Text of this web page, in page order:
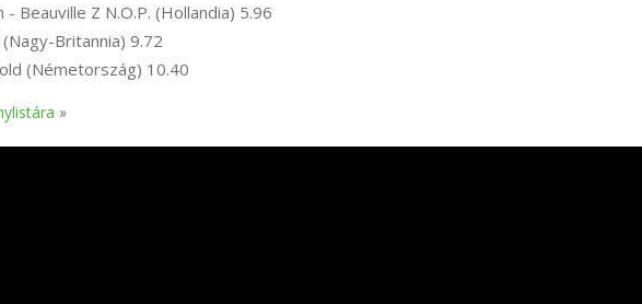
Beauville Z N.O.P. (Hollandia) 5.96
Britannia) 9.72
(Németország) 10.40
»